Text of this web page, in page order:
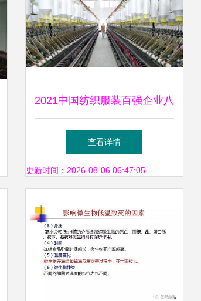
2021中国纺织服装百强企业八
桂行活动进入倒计时 环保技
术推广服务引领行业绿色转型
查看详情
更新时间：2026-08-06 06:47:05